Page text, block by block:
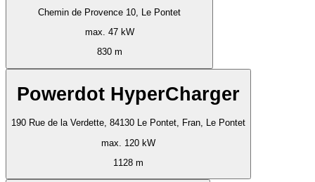
Chemin de Provence 10, Le Pontet
max. 47 kW
830 m
Powerdot HyperCharger
190 Rue de la Verdette, 84130 Le Pontet, Fran, Le Pontet
max. 120 kW
1128 m